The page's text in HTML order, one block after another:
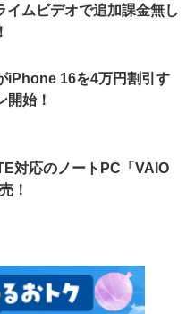
ムビデオで追加課金無し
iPhone 16を4万円割引す
開始！
対応のノートPC「VAIO
！